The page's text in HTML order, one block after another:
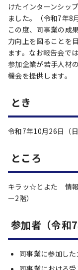
けたインターンシッ
ました。（令和7年8
この度、同事業の成
力向上を図ることを
ます。なお報告会で
参加企業が若手人材
機会を提供します。
とき
令和7年10月26日（
ところ
キラッ☆とよた 情
ー2階）
参加者（令和
同事業に参加し